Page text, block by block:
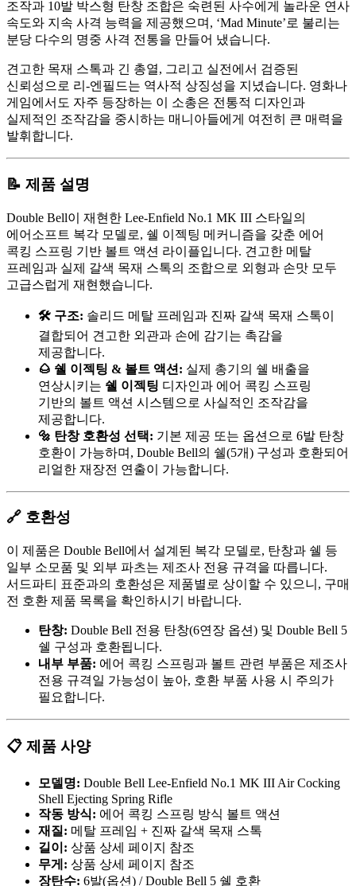
조작과 10발 박스형 탄창 조합은 숙련된 사수에게 놀라운 연사
속도와 지속 사격 능력을 제공했으며, ‘Mad Minute’로 불리는
분당 다수의 명중 사격 전통을 만들어 냈습니다.
견고한 목재 스톡과 긴 총열, 그리고 실전에서 검증된
신뢰성으로 리-엔필드는 역사적 상징성을 지녔습니다. 영화나
게임에서도 자주 등장하는 이 소총은 전통적 디자인과
실제적인 조작감을 중시하는 매니아들에게 여전히 큰 매력을
발휘합니다.
📝 제품 설명
Double Bell이 재현한 Lee-Enfield No.1 MK III 스타일의
에어소프트 복각 모델로, 쉘 이젝팅 메커니즘을 갖춘 에어
콕킹 스프링 기반 볼트 액션 라이플입니다. 견고한 메탈
프레임과 실제 갈색 목재 스톡의 조합으로 외형과 손맛 모두
고급스럽게 재현했습니다.
🛠️ 구조: 솔리드 메탈 프레임과 진짜 갈색 목재 스톡이
결합되어 견고한 외관과 손에 감기는 촉감을
제공합니다.
🌰 쉘 이젝팅 & 볼트 액션: 실제 총기의 쉘 배출을
연상시키는 쉘 이젝팅 디자인과 에어 콕킹 스프링
기반의 볼트 액션 시스템으로 사실적인 조작감을
제공합니다.
🔩 탄창 호환성 선택: 기본 제공 또는 옵션으로 6발 탄창
호환이 가능하며, Double Bell의 쉘(5개) 구성과 호환되어
리얼한 재장전 연출이 가능합니다.
🔗 호환성
이 제품은 Double Bell에서 설계된 복각 모델로, 탄창과 쉘 등
일부 소모품 및 외부 파츠는 제조사 전용 규격을 따릅니다.
서드파티 표준과의 호환성은 제품별로 상이할 수 있으니, 구매
전 호환 제품 목록을 확인하시기 바랍니다.
탄창: Double Bell 전용 탄창(6연장 옵션) 및 Double Bell 5
쉘 구성과 호환됩니다.
내부 부품: 에어 콕킹 스프링과 볼트 관련 부품은 제조사
전용 규격일 가능성이 높아, 호환 부품 사용 시 주의가
필요합니다.
📋 제품 사양
모델명: Double Bell Lee-Enfield No.1 MK III Air Cocking
Shell Ejecting Spring Rifle
작동 방식: 에어 콕킹 스프링 방식 볼트 액션
재질: 메탈 프레임 + 진짜 갈색 목재 스톡
길이: 상품 상세 페이지 참조
무게: 상품 상세 페이지 참조
장탄수: 6발(옵션) / Double Bell 5 쉘 호환